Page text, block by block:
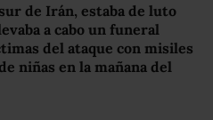
de Irán, estaba de luto
a cabo un funeral
del ataque con misiles
niñas en la mañana del